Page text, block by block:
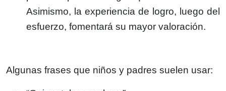
Asimismo, la experiencia de logro, luego del
esfuerzo, fomentará su mayor valoración.
Algunas frases que niños y padres suelen usar: